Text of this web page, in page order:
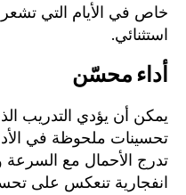
خاص في الأيام التي تشعر
استثنائي.
أداء محسّن
يمكن أن يؤدي التدريب
تحسينات ملحوظة في
تدرج الأحمال مع
انفجارية تنعكس على